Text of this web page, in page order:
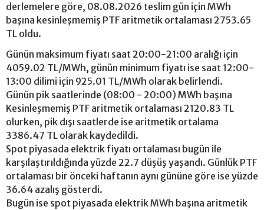
derlemelere göre, 08.08.2026 teslim gün için MWh
başına kesinleşmemiş PTF aritmetik ortalaması 2753.65
TL oldu.
Günün maksimum fiyatı saat 20:00-21:00 aralığı için
4059.02 TL/MWh, günün minimum fiyatı ise saat 12:00-
13:00 dilimi için 925.01 TL/MWh olarak belirlendi.
Günün pik saatlerinde (08:00 - 20:00) MWh başına
Kesinleşmemiş PTF aritmetik ortalaması 2120.83 TL
olurken, pik dışı saatlerde ise aritmetik ortalama
3386.47 TL olarak kaydedildi.
Spot piyasada elektrik fiyatı ortalaması bugün ile
karşılaştırıldığında yüzde 22.7 düşüş yaşandı. Günlük PTF
ortalaması bir önceki haftanın aynı gününe göre ise yüzde
36.64 azalış gösterdi.
Bugün ise spot piyasada elektrik MWh başına aritmetik